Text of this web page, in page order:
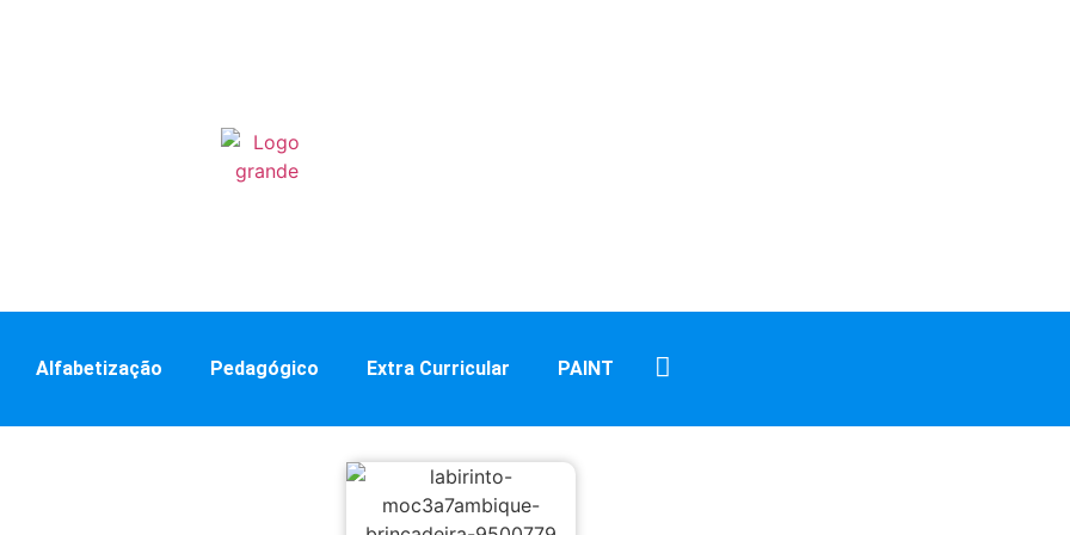
Alfabetização Pedagógico Extra Curricular PAINT